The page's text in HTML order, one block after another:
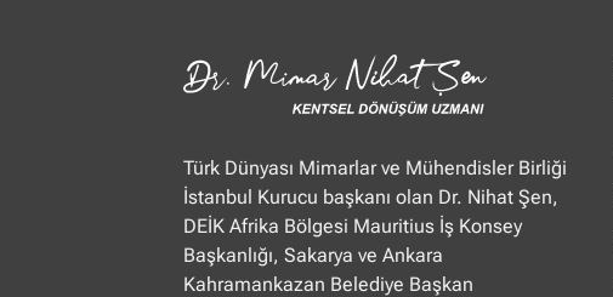
Türk Dünyası Mimarlar ve Mühendisler Birliği
İstanbul Kurucu başkanı olan Dr. Nihat Şen,
DEİK Afrika Bölgesi Mauritius İş Konsey
Başkanlığı, Sakarya ve Ankara
Kahramankazan Belediye Başkan